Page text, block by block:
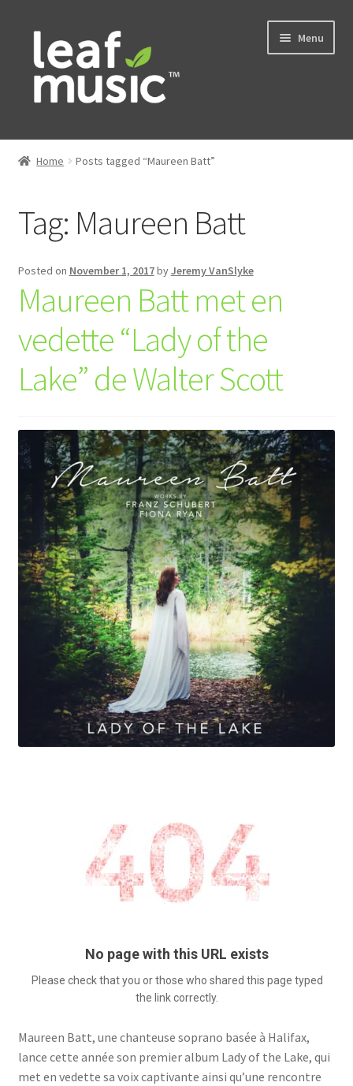
Skip
navigation
Skip
content
Menu
Home
Services
News
Contact
Home Posts tagged “Maureen Batt”
Tag: Maureen Batt
Posted on November 1, 2017byJeremy VanSlyke
Maureen Batt met en
vedette “Lady of the
Lake” de Walter Scott
Maureen Batt, une chanteuse soprano basée à Halifax,
lance cette année son premier album Lady of the Lake, qui
met en vedette sa voix captivante ainsi qu’une rencontre